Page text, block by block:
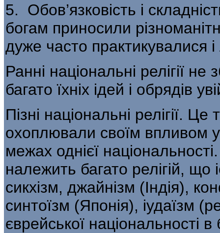
5. Обов’язковість і
богам приносили
дуже часто практикувалися
Ранні національні релігії
багато їхніх ідей і обрядів
Пізні національні релігії. Це
охоплювали своїм впливом
межах однієї
належить багато релігій, що
сикхізм, джайнізм (Індія),
синтоїзм (Японія), іудаїзм
єврейської національності в